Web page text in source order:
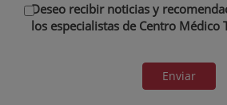
Deseo recibir noticias y
los especialistas de Centro Médico
Enviar